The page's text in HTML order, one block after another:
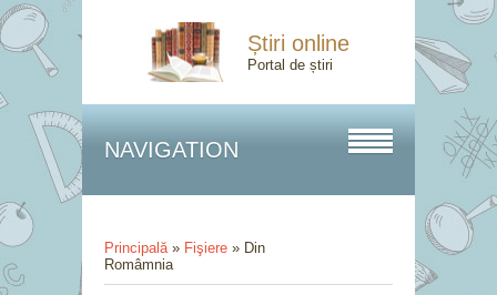
Știri online
Portal de știri
NAVIGATION
Principală» Fişiere » Din
Româmnia